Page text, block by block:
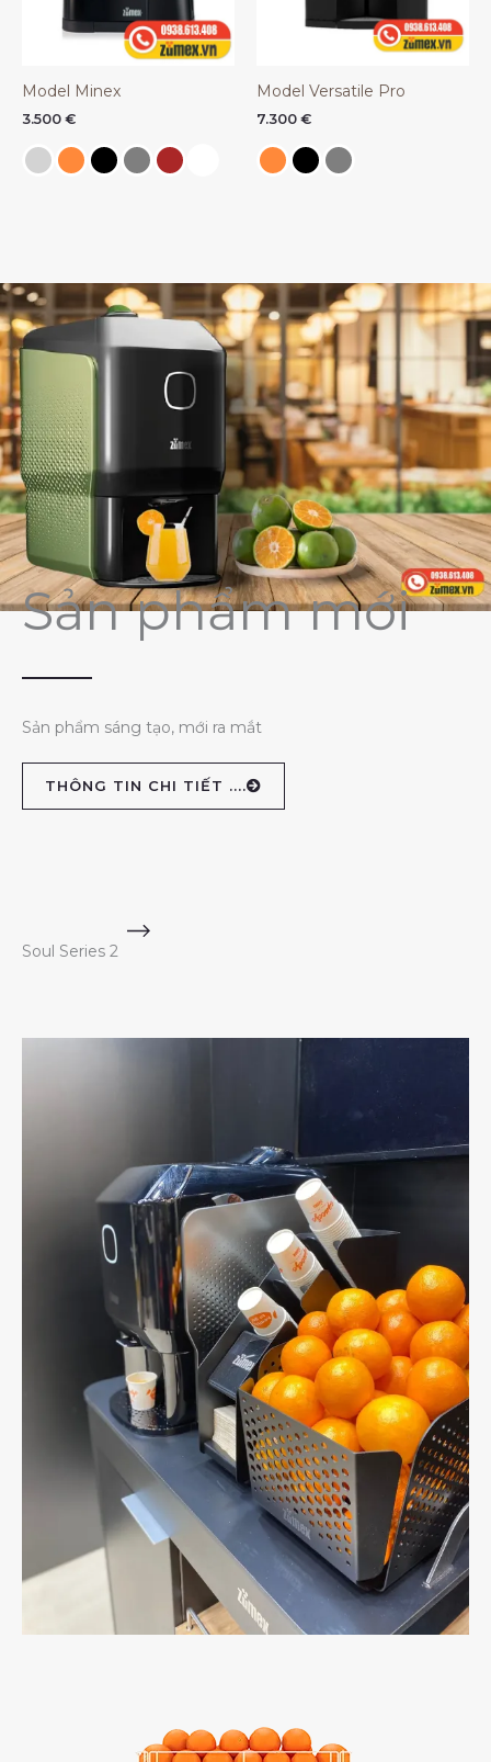
Model Minex
3.500 €
Model Versatile Pro
7.300 €
Sản phẩm mới
Sản phẩm sáng tạo, mới ra mắt
THÔNG TIN CHI TIẾT ....
Soul Series 2